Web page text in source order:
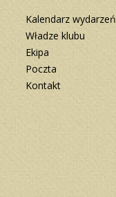
Kalendarz wydarzeń
Władze klubu
Ekipa
Poczta
Kontakt